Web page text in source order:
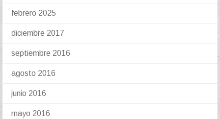
febrero 2025
diciembre 2017
septiembre 2016
agosto 2016
junio 2016
mayo 2016